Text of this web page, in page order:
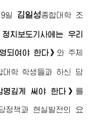
일 김일성종합대학 조
정치보도기사에는 우리
되여야 한다》 와 주체
대학 학생들과 하신 담
명깊게 써야 한다》 를
정책과 현실발전의 요